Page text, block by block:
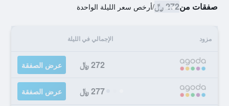
صفقات من272 ﷼ /أرخص سعر الليلة الواحدة
مزود الإجمالي في الليلة
272 ﷼ عرض الصفقة
277 ﷼ عرض الصفقة